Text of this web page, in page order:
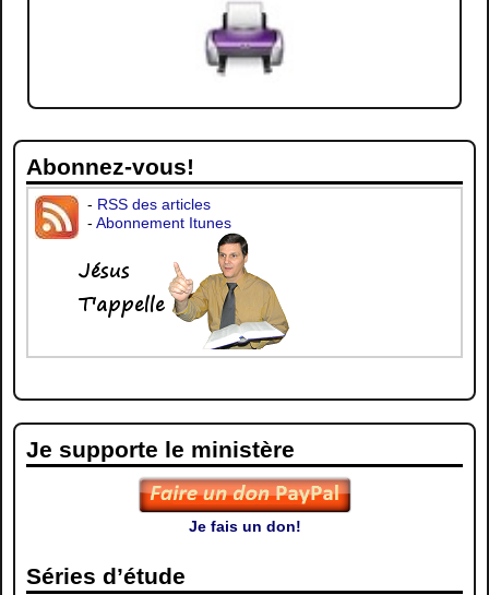
Abonnez-vous!
- RSS des articles
-Abonnement Itunes
Je supporte le ministère
Je fais un don!
Séries d’étude